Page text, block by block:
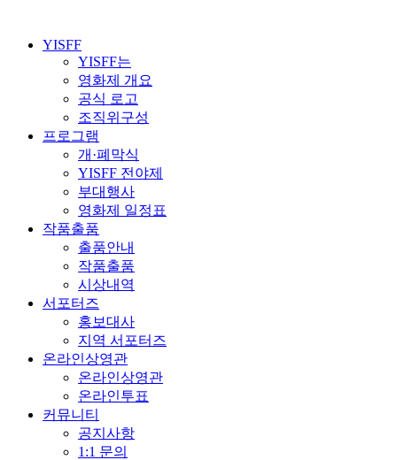
YISFF
YISFF는
영화제 개요
공식 로고
조직위구성
프로그램
개·폐막식
YISFF 전야제
부대행사
영화제 일정표
작품출품
출품안내
작품출품
시상내역
서포터즈
홍보대사
지역 서포터즈
온라인상영관
온라인상영관
온라인투표
커뮤니티
공지사항
1:1 문의